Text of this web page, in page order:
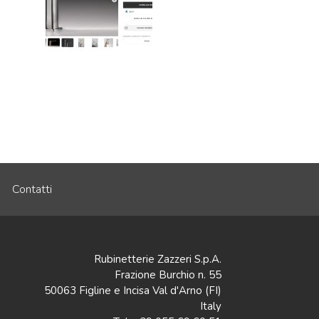
Contatti
Rubinetterie Zazzeri S.p.A.
Frazione Burchio n. 55
50063 Figline e Incisa Val d'Arno (FI)
Italy